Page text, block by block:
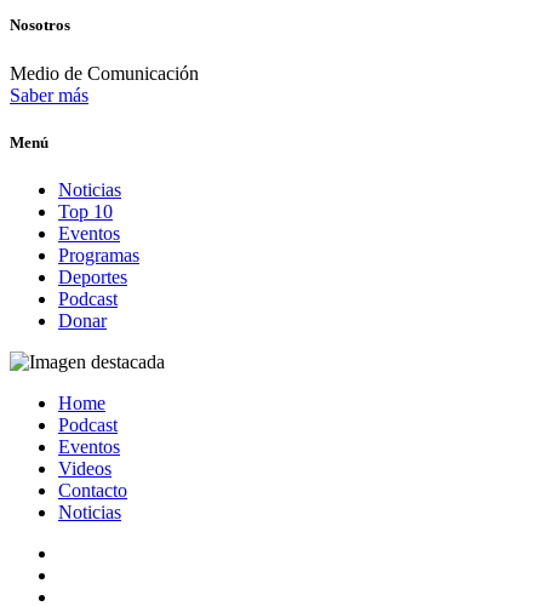
Nosotros
Medio de Comunicación
Saber más
Menú
Noticias
Top 10
Eventos
Programas
Deportes
Podcast
Donar
Home
Podcast
Eventos
Videos
Contacto
Noticias